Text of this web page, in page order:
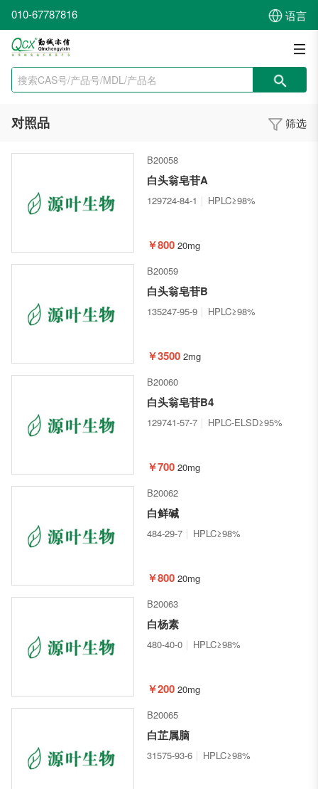
010-67787816 语言
对照品 筛选
B20058
白头翁皂苷A
129724-84-1 HPLC≥98%
￥800 20mg
B20059
白头翁皂苷B
135247-95-9 HPLC≥98%
￥3500 2mg
B20060
白头翁皂苷B4
129741-57-7 HPLC-ELSD≥95%
￥700 20mg
B20062
白鲜碱
484-29-7 HPLC≥98%
￥800 20mg
B20063
白杨素
480-40-0 HPLC≥98%
￥200 20mg
B20065
白芷属脑
31575-93-6 HPLC≥98%